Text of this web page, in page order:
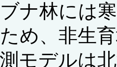
ナ林には
め、非生
モデルは